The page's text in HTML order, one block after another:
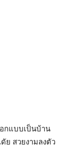
แบบเป็นบ้าน
ย สวยงามลงตัว